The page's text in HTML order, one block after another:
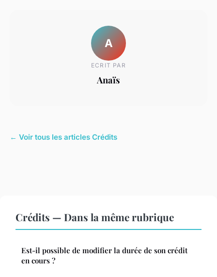
A
ECRIT PAR
Anaïs
← Voir tous les articles Crédits
Crédits — Dans la même rubrique
Est-il possible de modifier la durée de son crédit
en cours ?